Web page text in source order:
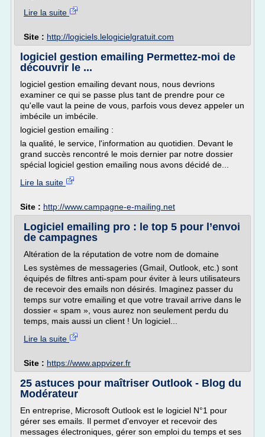
Lire la suite
Site : http://logiciels.lelogicielgratuit.com
logiciel gestion emailing Permettez-moi de
découvrir le ...
logiciel gestion emailing devant nous, nous devrions
examiner ce qui se passe plus tant de prendre pour ce
qu'elle vaut la peine de vous, parfois vous devez appeler un
imbécile un imbécile.
logiciel gestion emailing :
la qualité, le service, l'information au quotidien. Devant le
grand succès rencontré le mois dernier par notre dossier
spécial logiciel gestion emailing nous avons décidé de...
Lire la suite
Site : http://www.campagne-e-mailing.net
Logiciel emailing pro : le top 5 pour l’envoi
de campagnes
Altération de la réputation de votre nom de domaine
Les systèmes de messageries (Gmail, Outlook, etc.) sont
équipés de filtres anti-spam pour éviter à leurs utilisateurs
de recevoir des emails non désirés. Imaginez passer du
temps sur votre emailing et que votre travail arrive dans le
dossier « spam », vous aurez non seulement perdu du
temps, mais aussi un client ! Un logiciel...
Lire la suite
Site : https://www.appvizer.fr
25 astuces pour maîtriser Outlook - Blog du
Modérateur
En entreprise, Microsoft Outlook est le logiciel N°1 pour
gérer ses emails. Il permet d'envoyer et recevoir des
messages électroniques, gérer son emploi du temps et ses